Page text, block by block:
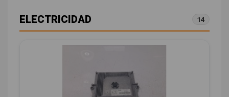
ELECTRICIDAD 14